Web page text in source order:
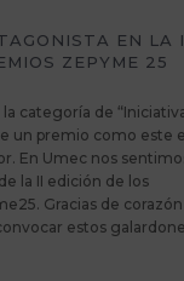
EN LA
ZEPYME 25
categoría de
un premio como este
En Umec nos
la II edición de los
Gracias de corazón
estos